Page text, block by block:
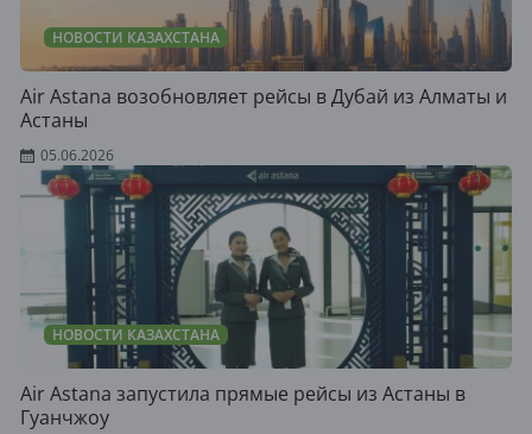
НОВОСТИ КАЗАХСТАНА
Air Astana возобновляет рейсы в Дубай из Алматы и
Астаны
05.06.2026
НОВОСТИ КАЗАХСТАНА
Air Astana запустила прямые рейсы из Астаны в
Гуанчжоу